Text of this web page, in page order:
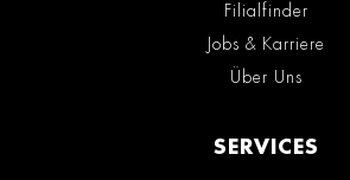
Filialfinder
Jobs & Karriere
Über Uns
SERVICES